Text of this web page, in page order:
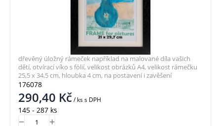
176078
290,40 Kč/ kss DPH
145 - 287 ks
dřevěný úložný rámeček například na malované díla vašich
dětí, otvírací víko s fólií, velikost obrázků A4, velikost rámečku
25,5 x 34,5 cm, hloubka 4 cm, na postavení i zavěšení